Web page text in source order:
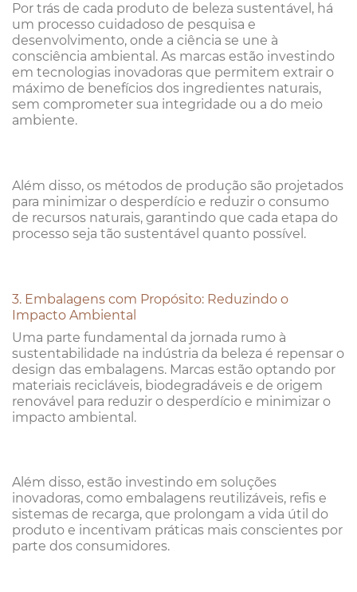
Por trás de cada produto de beleza sustentável, há
um processo cuidadoso de pesquisa e
desenvolvimento, onde a ciência se une à
consciência ambiental. As marcas estão investindo
em tecnologias inovadoras que permitem extrair o
máximo de benefícios dos ingredientes naturais,
sem comprometer sua integridade ou a do meio
ambiente.
Além disso, os métodos de produção são projetados
para minimizar o desperdício e reduzir o consumo
de recursos naturais, garantindo que cada etapa do
processo seja tão sustentável quanto possível.
3. Embalagens com Propósito: Reduzindo o
Impacto Ambiental
Uma parte fundamental da jornada rumo à
sustentabilidade na indústria da beleza é repensar o
design das embalagens. Marcas estão optando por
materiais recicláveis, biodegradáveis e de origem
renovável para reduzir o desperdício e minimizar o
impacto ambiental.
Além disso, estão investindo em soluções
inovadoras, como embalagens reutilizáveis, refis e
sistemas de recarga, que prolongam a vida útil do
produto e incentivam práticas mais conscientes por
parte dos consumidores.